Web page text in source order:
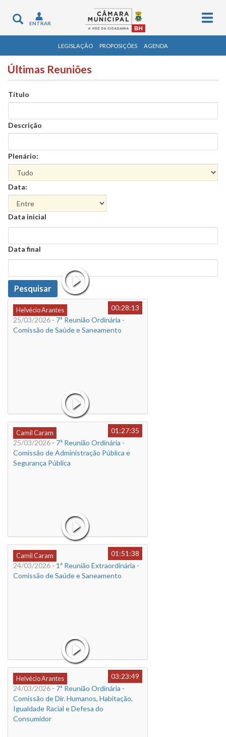
Toggle
navigation
ENTRAR
LEGISLAÇÃO PROPOSIÇÕES AGENDA
Últimas Reuniões
Título
Descrição
Plenário:
Data:
Data
Data inicial
Data
Data final
Data
Pesquisar
Helvécio Arantes
00:28:13
25/03/2026 - 7ª Reunião Ordinária -
Comissão de Saúde e Saneamento
Camil Caram
01:27:35
25/03/2026 - 7ª Reunião Ordinária -
Comissão de Administração Pública e
Segurança Pública
Camil Caram
01:51:38
24/03/2026 - 1ª Reunião Extraordinária -
Comissão de Saúde e Saneamento
Helvécio Arantes
03:23:49
24/03/2026 - 7ª Reunião Ordinária -
Comissão de Dir. Humanos, Habitação,
Igualdade Racial e Defesa do
Consumidor